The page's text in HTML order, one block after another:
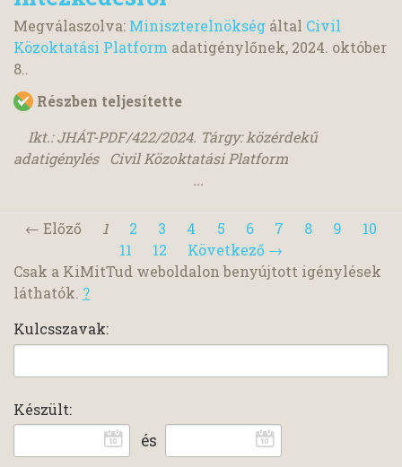
Megválaszolva: Miniszterelnökség által Civil
Közoktatási Platform adatigénylőnek, 2024. október
8..
Részben teljesítette
Ikt.: JHÁT-PDF/422/2024. Tárgy: közérdekű
adatigénylés Civil Közoktatási Platform
...
← Előző 1 2 3 4 5 6 7 8 9
10
11
12
Következő →
Csak a KiMitTud weboldalon benyújtott igénylések
láthatók. ?
Kulcsszavak:
Készült:
és